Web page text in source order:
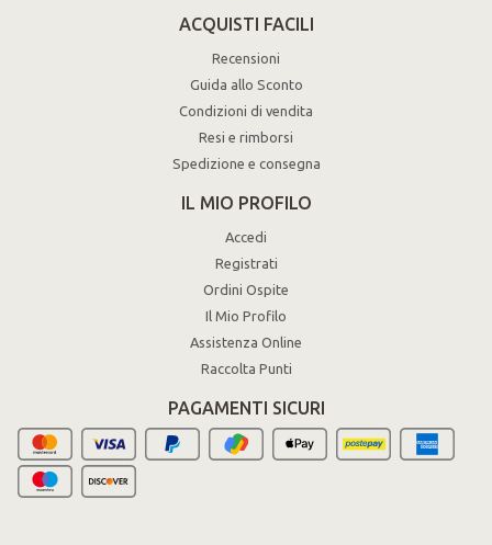
ACQUISTI FACILI
Recensioni
Guida allo Sconto
Condizioni di vendita
Resi e rimborsi
Spedizione e consegna
IL MIO PROFILO
Accedi
Registrati
Ordini Ospite
Il Mio Profilo
Assistenza Online
Raccolta Punti
PAGAMENTI SICURI